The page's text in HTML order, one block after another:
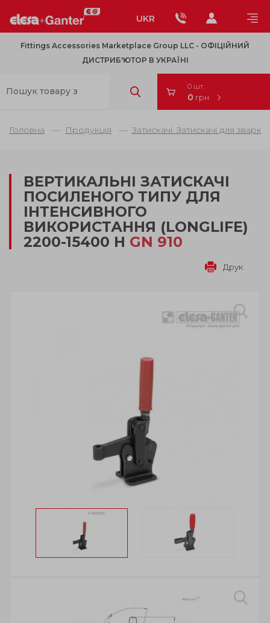
UKR
Fittings Accessories Marketplace Group LLC - OФІЦІЙНИЙ
ДИСТРИБ'ЮТОР В УКРАЇНІ
0 шт.
0 грн
Головна Продукція Затискачі. Затискачі для
ВЕРТИКАЛЬНІ ЗАТИСКАЧІ
ПОСИЛЕНОГО ТИПУ ДЛЯ
ІНТЕНСИВНОГО
ВИКОРИСТАННЯ (LONGLIFE)
2200-15400 Н GN 910
Друк